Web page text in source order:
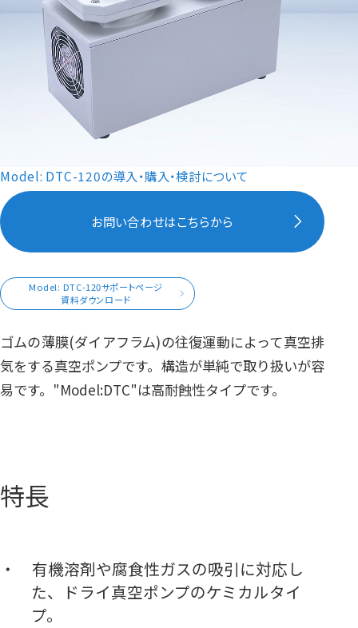
Model: DTC-120の導入・購入・検討について
お問い合わせはこちらから
Model: DTC-120サポートページ
資料ダウンロード
ゴムの薄膜(ダイアフラム)の往復運動によって真空排
気をする真空ポンプです。構造が単純で取り扱いが容
易です。"Model:DTC"は高耐蝕性タイプです。
特長
有機溶剤や腐食性ガスの吸引に対応し
た、ドライ真空ポンプのケミカルタイ
プ。